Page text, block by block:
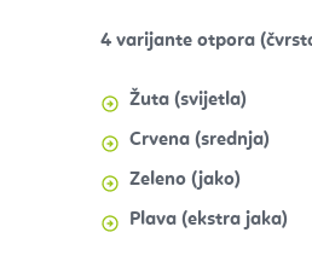
4 varijante otpora
Žuta (svijetla)
Crvena (srednja)
Zeleno (jako)
Plava (ekstra jaka)